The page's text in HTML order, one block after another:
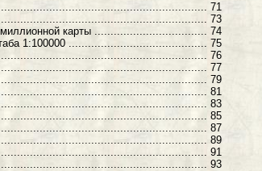
71
73
миллионной карты ................................... 74
1:100000 ........................................... 75
76
77
79
81
83
85
87
89
91
93